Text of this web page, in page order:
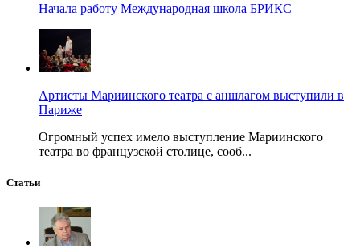
Начала работу Международная школа БРИКС
Артисты Мариинского театра с аншлагом выступили в
Париже
Огромный успех имело выступление Мариинского
театра во французской столице, сооб...
Статьи